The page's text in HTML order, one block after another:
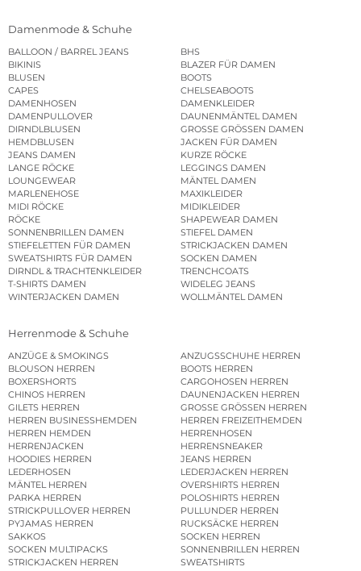
Damenmode & Schuhe
BALLOON / BARREL JEANS
BHS
BIKINIS
BLAZER FÜR DAMEN
BLUSEN
BOOTS
CAPES
CHELSEABOOTS
DAMENHOSEN
DAMENKLEIDER
DAMENPULLOVER
DAUNENMÄNTEL DAMEN
DIRNDLBLUSEN
GROSSE GRÖSSEN DAMEN
HEMDBLUSEN
JACKEN FÜR DAMEN
JEANS DAMEN
KURZE RÖCKE
LANGE RÖCKE
LEGGINGS DAMEN
LOUNGEWEAR
MÄNTEL DAMEN
MARLENEHOSE
MAXIKLEIDER
MIDI RÖCKE
MIDIKLEIDER
RÖCKE
SHAPEWEAR DAMEN
SONNENBRILLEN DAMEN
STIEFEL DAMEN
STIEFELETTEN FÜR DAMEN
STRICKJACKEN DAMEN
SWEATSHIRTS FÜR DAMEN
SOCKEN DAMEN
DIRNDL & TRACHTENKLEIDER
TRENCHCOATS
T-SHIRTS DAMEN
WIDELEG JEANS
WINTERJACKEN DAMEN
WOLLMÄNTEL DAMEN
Herrenmode & Schuhe
ANZÜGE & SMOKINGS
ANZUGSSCHUHE HERREN
BLOUSON HERREN
BOOTS HERREN
BOXERSHORTS
CARGOHOSEN HERREN
CHINOS HERREN
DAUNENJACKEN HERREN
GILETS HERREN
GROSSE GRÖSSEN HERREN
HERREN BUSINESSHEMDEN
HERREN FREIZEITHEMDEN
HERREN HEMDEN
HERRENHOSEN
HERRENJACKEN
HERRENSNEAKER
HOODIES HERREN
JEANS HERREN
LEDERHOSEN
LEDERJACKEN HERREN
MÄNTEL HERREN
OVERSHIRTS HERREN
PARKA HERREN
POLOSHIRTS HERREN
STRICKPULLOVER HERREN
PULLUNDER HERREN
PYJAMAS HERREN
RUCKSÄCKE HERREN
SAKKOS
SOCKEN HERREN
SOCKEN MULTIPACKS
SONNENBRILLEN HERREN
STRICKJACKEN HERREN
SWEATSHIRTS